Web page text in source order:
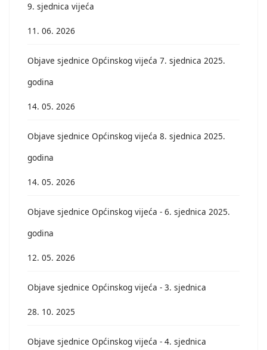
9. sjednica vijeća
11. 06. 2026
Objave sjednice Općinskog vijeća 7. sjednica 2025.
godina
14. 05. 2026
Objave sjednice Općinskog vijeća 8. sjednica 2025.
godina
14. 05. 2026
Objave sjednice Općinskog vijeća - 6. sjednica 2025.
godina
12. 05. 2026
Objave sjednice Općinskog vijeća - 3. sjednica
28. 10. 2025
Objave sjednice Općinskog vijeća - 4. sjednica